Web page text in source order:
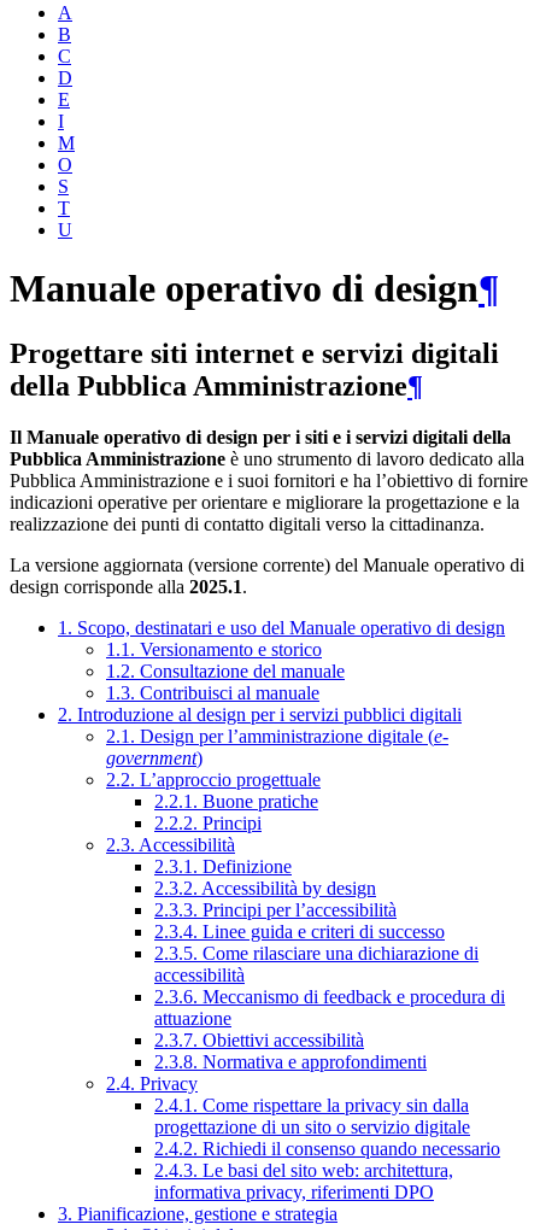
A
B
C
D
E
I
M
O
S
T
U
Manuale operativo di design¶
Progettare siti internet e servizi digitali
della Pubblica Amministrazione¶
Il Manuale operativo di design per i siti e i servizi digitali della
Pubblica Amministrazione è uno strumento di lavoro dedicato alla
Pubblica Amministrazione e i suoi fornitori e ha l’obiettivo di fornire
indicazioni operative per orientare e migliorare la progettazione e la
realizzazione dei punti di contatto digitali verso la cittadinanza.
La versione aggiornata (versione corrente) del Manuale operativo di
design corrisponde alla 2025.1.
1. Scopo, destinatari e uso del Manuale operativo di design
1.1. Versionamento e storico
1.2. Consultazione del manuale
1.3. Contribuisci al manuale
2. Introduzione al design per i servizi pubblici digitali
2.1. Design per l’amministrazione digitale (e-
government)
2.2. L’approccio progettuale
2.2.1. Buone pratiche
2.2.2. Principi
2.3. Accessibilità
2.3.1. Definizione
2.3.2. Accessibilità by design
2.3.3. Principi per l’accessibilità
2.3.4. Linee guida e criteri di successo
2.3.5. Come rilasciare una dichiarazione di
accessibilità
2.3.6. Meccanismo di feedback e procedura di
attuazione
2.3.7. Obiettivi accessibilità
2.3.8. Normativa e approfondimenti
2.4. Privacy
2.4.1. Come rispettare la privacy sin dalla
progettazione di un sito o servizio digitale
2.4.2. Richiedi il consenso quando necessario
2.4.3. Le basi del sito web: architettura,
informativa privacy, riferimenti DPO
3. Pianificazione, gestione e strategia